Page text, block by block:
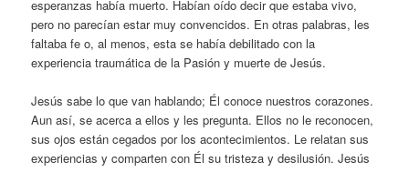
esperanzas había muerto. Habían oído decir que estaba vivo,
pero no parecían estar muy convencidos. En otras palabras, les
faltaba fe o, al menos, esta se había debilitado con la
experiencia traumática de la Pasión y muerte de Jesús.
Jesús sabe lo que van hablando; Él conoce nuestros corazones.
Aun así, se acerca a ellos y les pregunta. Ellos no le reconocen,
sus ojos están cegados por los acontecimientos. Le relatan sus
experiencias y comparten con Él su tristeza y desilusión. Jesús